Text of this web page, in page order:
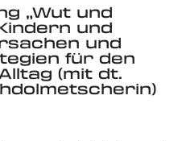
„Wut und
und
und
für den
(mit dt.